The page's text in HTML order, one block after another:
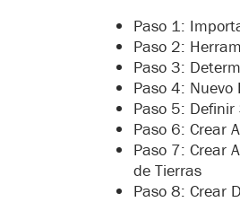
Paso 1:
Paso 2:
Paso 3:
Paso 4: Nuevo
Paso 5: Definir
Paso 6: Crear
Paso 7: Crear
de Tierras
Paso 8: Crear